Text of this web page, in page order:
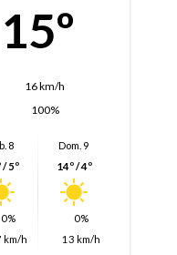
15º
16 km/h
100%
8
/ 5º
0%
km/h
Dom. 9
14º / 4º
0%
13 km/h